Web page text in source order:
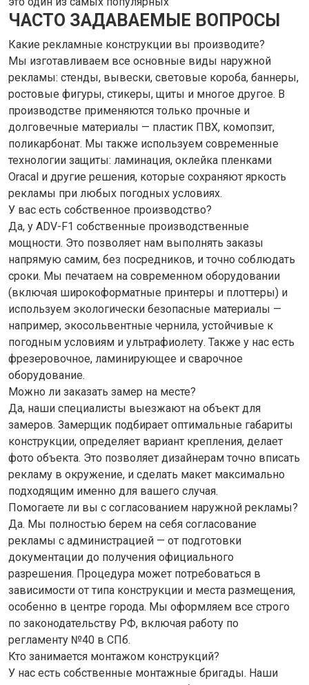
ЧАСТО ЗАДАВАЕМЫЕ ВОПРОСЫ
Какие рекламные конструкции вы производите?
Мы изготавливаем все основные виды наружной
рекламы: стенды, вывески, световые короба, баннеры,
ростовые фигуры, стикеры, щиты и многое другое. В
производстве применяются только прочные и
долговечные материалы — пластик ПВХ, комопзит,
поликарбонат. Мы также используем современные
технологии защиты: ламинация, оклейка пленками
Oracal и другие решения, которые сохраняют яркость
рекламы при любых погодных условиях.
У вас есть собственное производство?
Да, у ADV-F1 собственные производственные
мощности. Это позволяет нам выполнять заказы
напрямую самим, без посредников, и точно соблюдать
сроки. Мы печатаем на современном оборудовании
(включая широкоформатные принтеры и плоттеры) и
используем экологически безопасные материалы —
например, экосольвентные чернила, устойчивые к
погодным условиям и ультрафиолету. Также у нас есть
фрезеровочное, ламинирующее и сварочное
оборудование.
Можно ли заказать замер на месте?
Да, наши специалисты выезжают на объект для
замеров. Замерщик подбирает оптимальные габариты
конструкции, определяет вариант крепления, делает
фото объекта. Это позволяет дизайнерам точно вписать
рекламу в окружение, и сделать макет максимально
подходящим именно для вашего случая.
Помогаете ли вы с согласованием наружной рекламы?
Да. Мы полностью берем на себя согласование
рекламы с администрацией — от подготовки
документации до получения официального
разрешения. Процедура может потребоваться в
зависимости от типа конструкции и места размещения,
особенно в центре города. Мы оформляем все строго
по законодательству РФ, включая работу по
регламенту №40 в СПб.
Кто занимается монтажом конструкций?
У нас есть собственные монтажные бригады. Наши